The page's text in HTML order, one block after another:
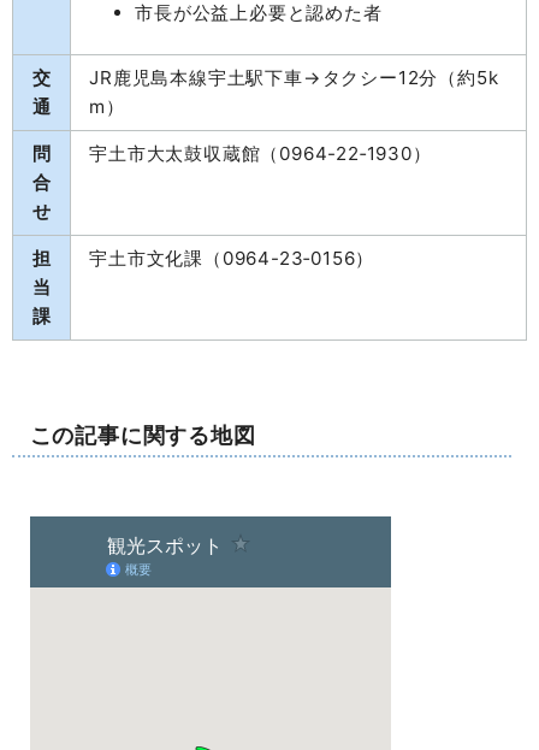
市長が公益上必要と認めた者
交
通
JR鹿児島本線宇土駅下車→タクシー12分（約5k
m）
問
合
せ
宇土市大太鼓収蔵館（0964-22‐1930）
担
当
課
宇土市文化課（0964-23‐0156）
この記事に関する地図